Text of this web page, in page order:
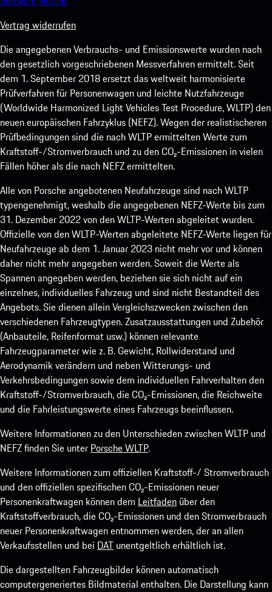
Vertrag widerrufen
Die angegebenen Verbrauchs- und Emissionswerte wurden nach
den gesetzlich vorgeschriebenen Messverfahren ermittelt. Seit
dem 1. September 2018 ersetzt das weltweit harmonisierte
Prüfverfahren für Personenwagen und leichte Nutzfahrzeuge
(Worldwide Harmonized Light Vehicles Test Procedure, WLTP) den
neuen europäischen Fahrzyklus (NEFZ). Wegen der realistischeren
Prüfbedingungen sind die nach WLTP ermittelten Werte zum
Kraftstoff-/Stromverbrauch und zu den CO₂-Emissionen in vielen
Fällen höher als die nach NEFZ ermittelten.
Alle von Porsche angebotenen Neufahrzeuge sind nach WLTP
typengenehmigt, weshalb die angegebenen NEFZ-Werte bis zum
31. Dezember 2022 von den WLTP-Werten abgeleitet wurden.
Offizielle von den WLTP-Werten abgeleitete NEFZ-Werte liegen für
Neufahrzeuge ab dem 1. Januar 2023 nicht mehr vor und können
daher nicht mehr angegeben werden. Soweit die Werte als
Spannen angegeben werden, beziehen sie sich nicht auf ein
einzelnes, individuelles Fahrzeug und sind nicht Bestandteil des
Angebots. Sie dienen allein Vergleichszwecken zwischen den
verschiedenen Fahrzeugtypen. Zusatzausstattungen und Zubehör
(Anbauteile, Reifenformat usw.) können relevante
Fahrzeugparameter wie z. B. Gewicht, Rollwiderstand und
Aerodynamik verändern und neben Witterungs- und
Verkehrsbedingungen sowie dem individuellen Fahrverhalten den
Kraftstoff-/Stromverbrauch, die CO₂-Emissionen, die Reichweite
und die Fahrleistungswerte eines Fahrzeugs beeinflussen.
Weitere Informationen zu den Unterschieden zwischen WLTP und
NEFZ finden Sie unter Porsche WLTP.
Weitere Informationen zum offiziellen Kraftstoff-/ Stromverbrauch
und den offiziellen spezifischen CO₂-Emissionen neuer
Personenkraftwagen können dem Leitfaden über den
Kraftstoffverbrauch, die CO₂-Emissionen und den Stromverbrauch
neuer Personenkraftwagen entnommen werden, der an allen
Verkaufsstellen und bei DAT unentgeltlich erhältlich ist.
Die dargestellten Fahrzeugbilder können automatisch
computergeneriertes Bildmaterial enthalten. Die Darstellung kann